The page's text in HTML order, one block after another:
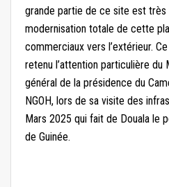
grande partie de ce site est très
modernisation totale de cette
commerciaux vers l’extérieur.
retenu l’attention particulière du
général de la présidence du
NGOH, lors de sa visite des
Mars 2025 qui fait de Douala le
de Guinée.